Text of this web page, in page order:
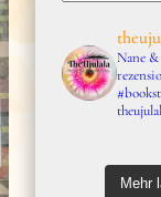
Nane
Mehr